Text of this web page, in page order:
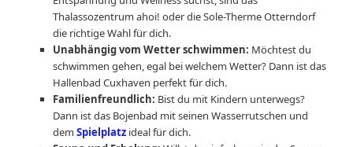
Thalassozentrum ahoi! oder die Sole-Therme Otterndorf
die richtige Wahl für dich.
Unabhängig vom Wetter schwimmen: Möchtest du
schwimmen gehen, egal bei welchem Wetter? Dann ist das
Hallenbad Cuxhaven perfekt für dich.
Familienfreundlich: Bist du mit Kindern unterwegs?
Dann ist das Bojenbad mit seinen Wasserrutschen und
dem Spielplatzideal für dich.